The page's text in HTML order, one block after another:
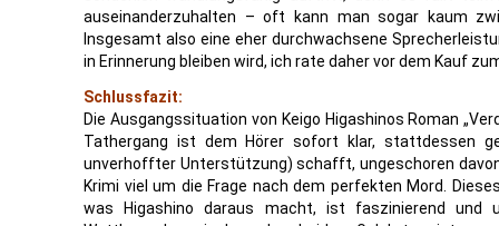
auseinanderzuhalten – oft kann man sogar kaum
Insgesamt also eine eher durchwachsene
in Erinnerung bleiben wird, ich rate daher vor dem Kauf
Schlussfazit:
Die Ausgangssituation von Keigo Higashinos Roman
Tathergang ist dem Hörer sofort klar, stattdessen
unverhoffter Unterstützung) schafft, ungeschoren
Krimi viel um die Frage nach dem perfekten Mord.
was Higashino daraus macht, ist faszinierend und